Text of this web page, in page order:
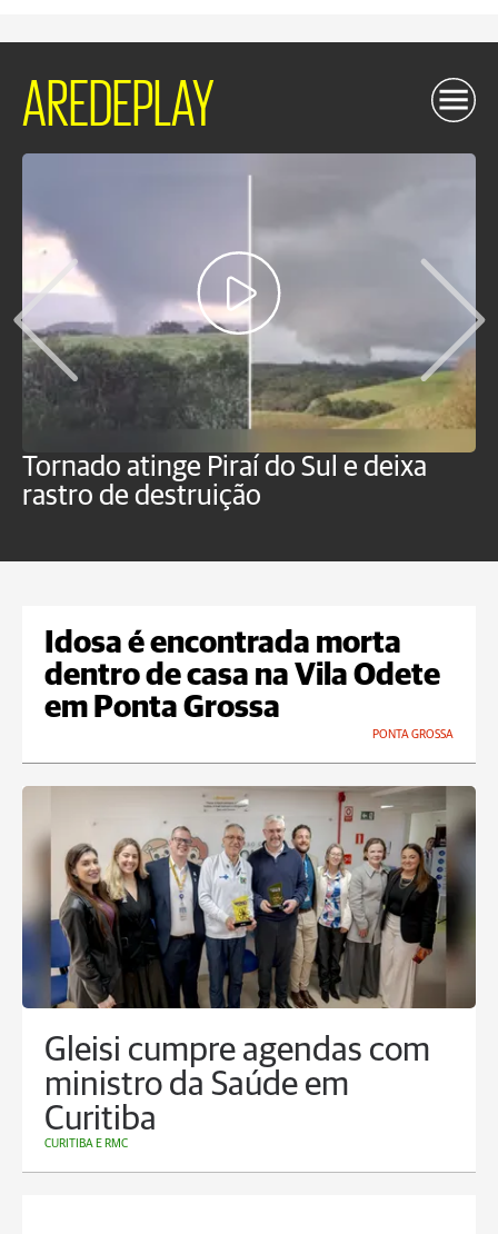
AREDEPLAY
Tornado atinge Piraí do Sul e deixa
rastro de destruição
Idosa é encontrada morta
dentro de casa na Vila Odete
em Ponta Grossa
PONTA GROSSA
Gleisi cumpre agendas com
ministro da Saúde em
Curitiba
CURITIBA E RMC